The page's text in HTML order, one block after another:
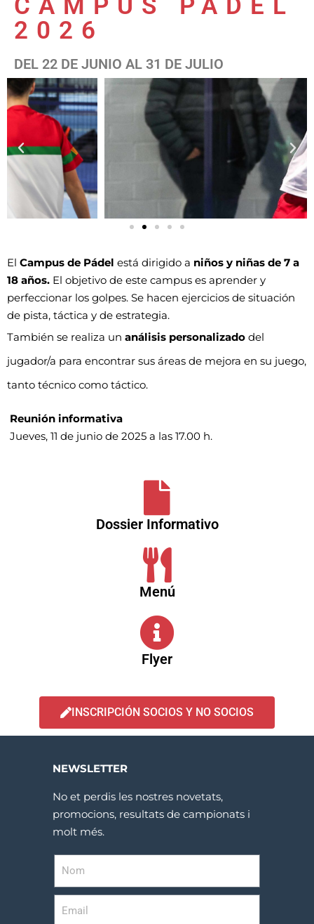
CAMPUS PÁDEL
2026
DEL 22 DE JUNIO AL 31 DE JULIO
El Campus de Pádel está dirigido a niños y niñas de 7 a
18 años. El objetivo de este campus es aprender y
perfeccionar los golpes. Se hacen ejercicios de situación
de pista, táctica y de estrategia.
También se realiza un análisis personalizado del
jugador/a para encontrar sus áreas de mejora en su juego,
tanto técnico como táctico.
Reunión informativa
Jueves, 11 de junio de 2025 a las 17.00 h.
Dossier Informativo
Menú
Flyer
INSCRIPCIÓN SOCIOS Y NO SOCIOS
NEWSLETTER
No et perdis les nostres novetats,
promocions, resultats de campionats i
molt més.